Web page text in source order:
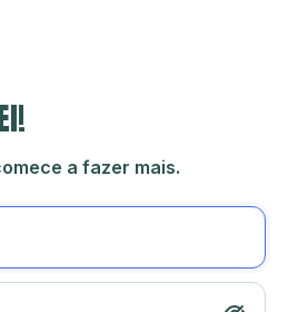
a fazer mais.